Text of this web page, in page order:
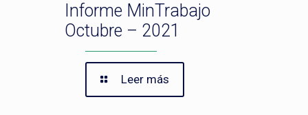
Informe MinTrabajo
Octubre – 2021
Leer más